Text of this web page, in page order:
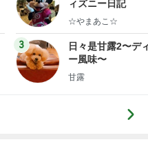
ィズニー日記
☆やまあこ☆
3
日々是甘露2〜デ
ー風味〜
甘露